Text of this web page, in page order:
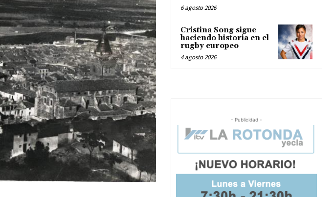
6 agosto 2026
Cristina Song sigue
haciendo historia en el
rugby europeo
4 agosto 2026
- Publicidad -